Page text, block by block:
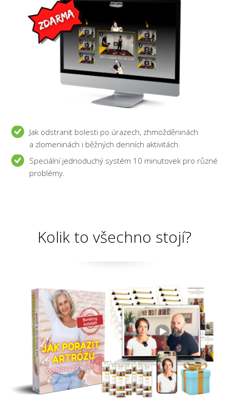
Jak odstranit bolesti po úrazech, zhmožděninách
a zlomeninách i běžných denních aktivitách.
Speciální jednoduchý systém 10 minutovek pro různé
problémy.
Kolik to všechno stojí?